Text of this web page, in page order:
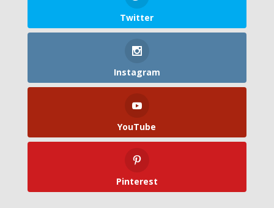
Twitter
Instagram
YouTube
Pinterest